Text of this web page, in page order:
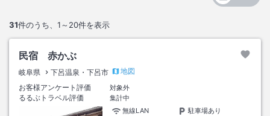
31件のうち、 1～20件を表示
民宿 赤かぶ
岐阜県 下呂温泉・下呂市
地図
お客様アンケート評価
対象外
るるぶトラベル評価
集計中
無線LAN
駐車場あり